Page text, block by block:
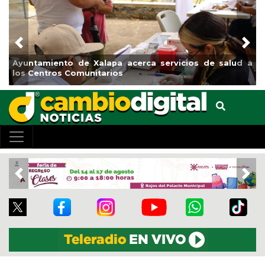
Municipio arrancará primera etapa de rehabilitación en
el boulevard 5 de febrero
Previous
Previous